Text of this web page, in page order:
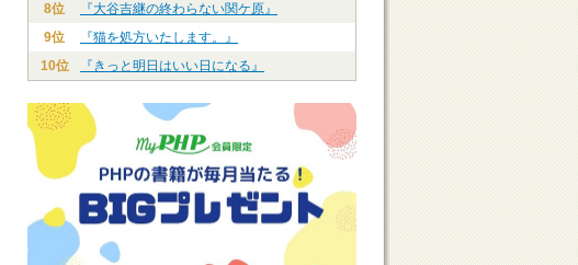
8位
『大谷吉継の終わらない関ケ原』
9位
『猫を処方いたします。』
10位
『きっと明日はいい日になる』